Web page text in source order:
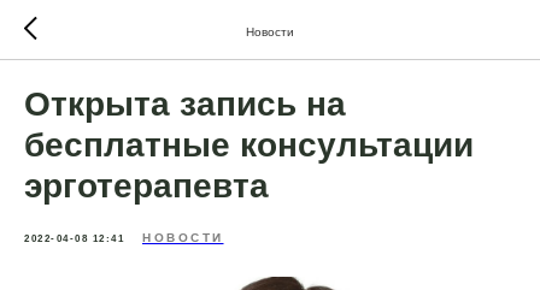
Новости
Открыта запись на
бесплатные консультации
эрготерапевта
2022-04-08 12:41 НОВОСТИ